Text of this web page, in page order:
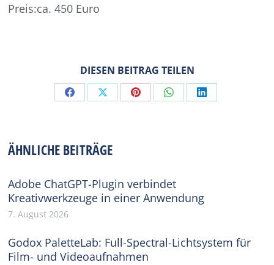
Preis:ca. 450 Euro
DIESEN BEITRAG TEILEN
Share Share Share Share Share
ÄHNLICHE BEITRÄGE
Adobe ChatGPT-Plugin verbindet
Kreativwerkzeuge in einer Anwendung
7. August 2026
Godox PaletteLab: Full-Spectral-Lichtsystem für
Film- und Videoaufnahmen